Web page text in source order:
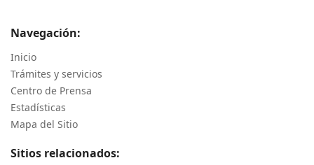
Navegación:
Inicio
Trámites y servicios
Centro de Prensa
Estadísticas
Mapa del Sitio
Sitios relacionados: